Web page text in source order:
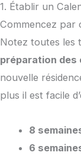
1. Établir un
Commencez par
Notez toutes les
préparation des
nouvelle
plus il est facile
8
6